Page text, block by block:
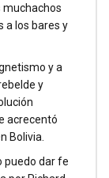
muchachos
a los bares y
y a
y
acrecentó
Bolivia.
puedo dar fe